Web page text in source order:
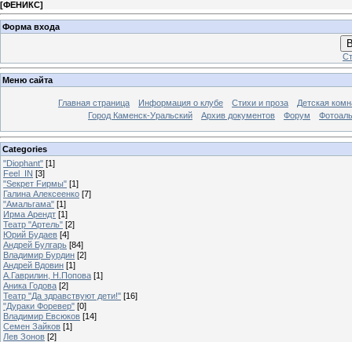
[ФЕНИКС]
Форма входа
Меню сайта
Главная страница Информация о клубе Стихи и проза
Детская
Город Каменск-Уральский
Архив документов Форум
Categories
"Diophant" [1]
Feel_IN [3]
"Sекрет Fирмы" [1]
Галина Алексеенко [7]
"Амальгама" [1]
Ирма Арендт [1]
Театр "Артель" [2]
Юрий Будаев [4]
Андрей Булгарь [84]
Владимир Бурдин [2]
Андрей Вдовин [1]
А.Гаврилин, Н.Попова [1]
Аника Годова [2]
Театр "Да здравствуют дети!" [16]
"Дураки Форевер" [0]
Владимир Евсюков [14]
Семен Зайков [1]
Лев Зонов [2]